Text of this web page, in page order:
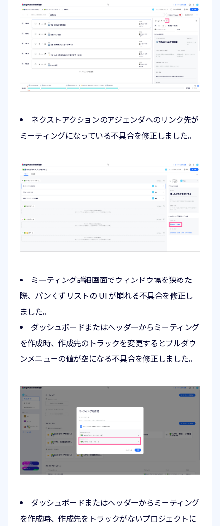
ネクストアクションのアジェンダへのリンク先が
ミーティングになっている不具合を修正しました。
ミーティング詳細画面でウィンドウ幅を狭めた
際、パンくずリストの UI が崩れる不具合を修正し
ました。
ダッシュボードまたはヘッダーからミーティング
を作成時、作成先のトラックを変更するとプルダウ
ンメニューの値が空になる不具合を修正しました。
ダッシュボードまたはヘッダーからミーティング
を作成時、作成先をトラックがないプロジェクトに